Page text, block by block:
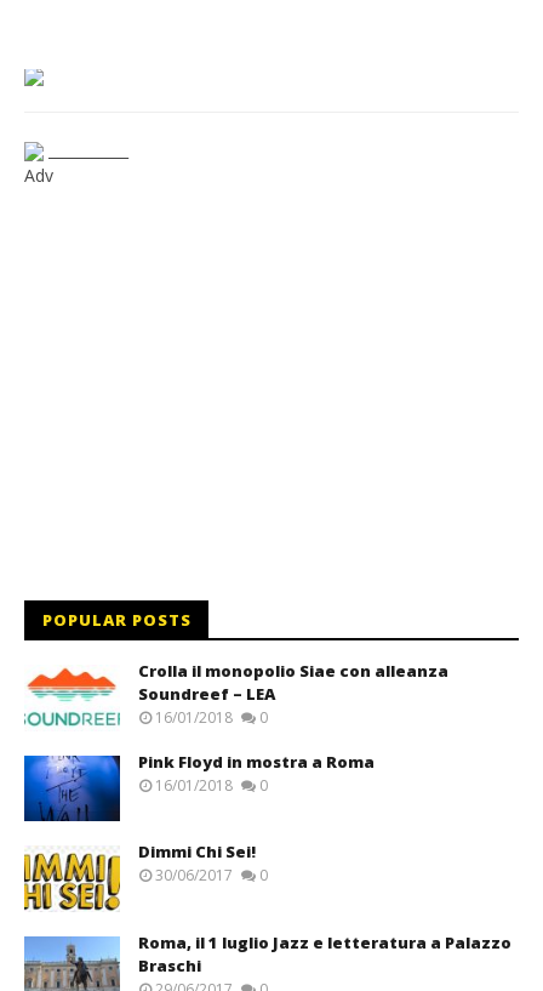
Adv
POPULAR POSTS
Crolla il monopolio Siae con alleanza
Soundreef – LEA
16/01/2018 0
Pink Floyd in mostra a Roma
16/01/2018 0
Dimmi Chi Sei!
30/06/2017 0
Roma, il 1 luglio Jazz e letteratura a Palazzo
Braschi